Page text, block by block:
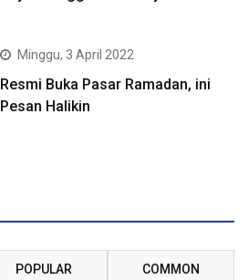
Minggu, 3 April 2022
Resmi Buka Pasar Ramadan, ini
Pesan Halikin
POPULAR COMMON